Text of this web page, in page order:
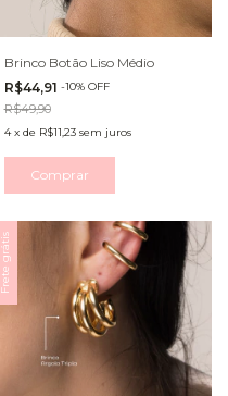
Brinco Botão Liso Médio
R$44,91 -10% OFF
R$49,90
4 x de R$11,23 sem juros
Comprar
Frete grátis